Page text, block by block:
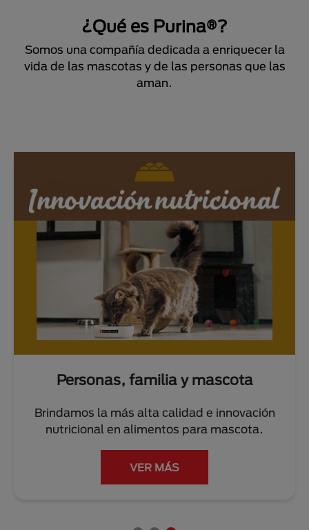
¿Qué es Purina®?
Somos una compañía dedicada a enriquecer la
vida de las mascotas y de las personas que las
aman.
e innovación
mascota.
Personas y el
Trabajamos diariamente con
cuidar del planeta y reducir